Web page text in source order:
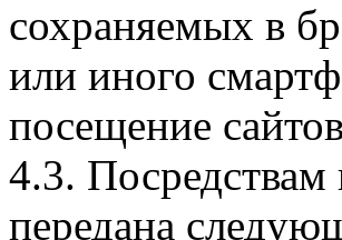
сохраняемых в
или иного
посещение
4.3.
передана